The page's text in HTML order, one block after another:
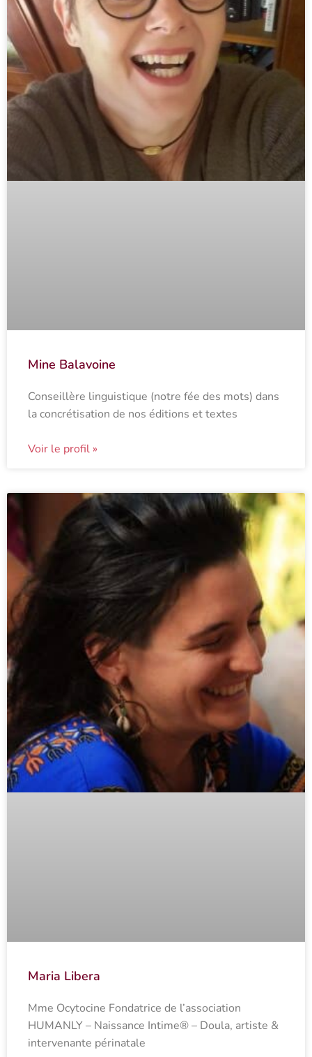
Mine Balavoine
Conseillère linguistique (notre fée des mots) dans
la concrétisation de nos éditions et textes
Voir le profil »
Maria Libera
Mme Ocytocine Fondatrice de l’association
HUMANLY – Naissance Intime® – Doula, artiste &
intervenante périnatale